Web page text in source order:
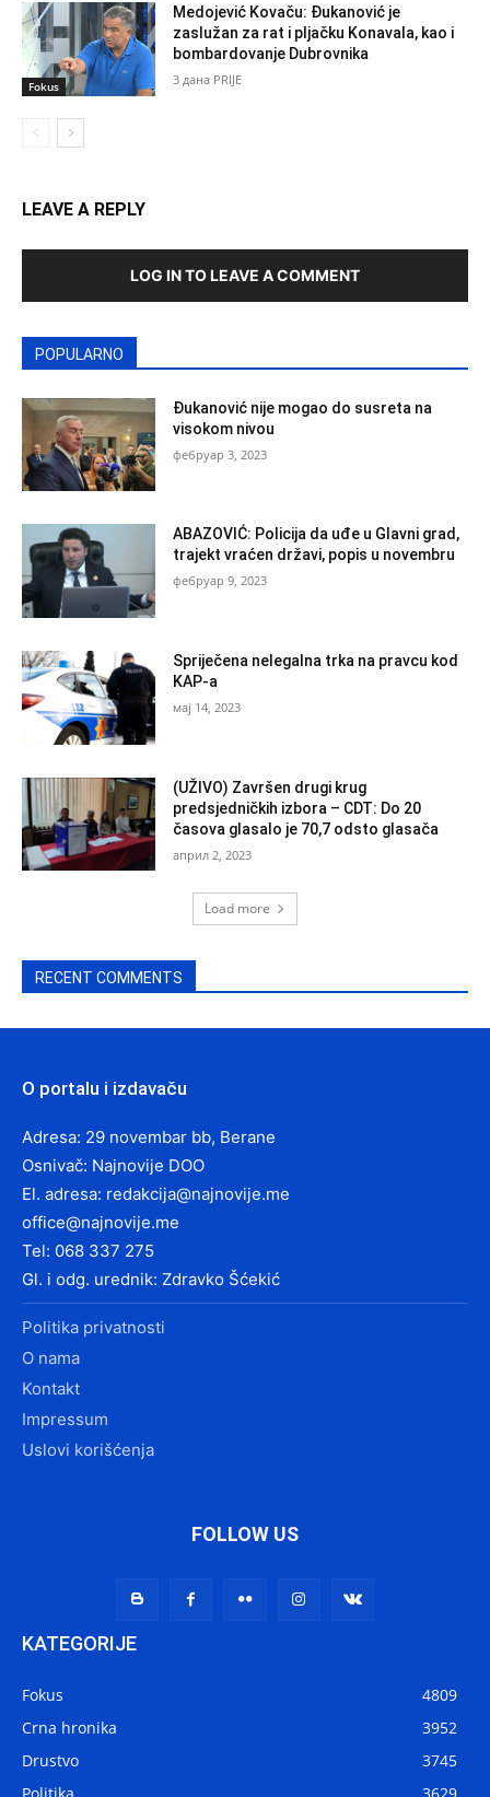
Fokus
Medojević Kovaču: Đukanović je
zaslužan za rat i pljačku Konavala, kao i
bombardovanje Dubrovnika
3 дана PRIJE
LEAVE A REPLY
LOG IN TO LEAVE A COMMENT
POPULARNO
Đukanović nije mogao do susreta na
visokom nivou
фебруар 3, 2023
ABAZOVIĆ: Policija da uđe u Glavni grad,
trajekt vraćen državi, popis u novembru
фебруар 9, 2023
Spriječena nelegalna trka na pravcu kod
KAP-a
мај 14, 2023
(UŽIVO) Završen drugi krug
predsjedničkih izbora – CDT: Do 20
časova glasalo je 70,7 odsto glasača
април 2, 2023
Load more
RECENT COMMENTS
O portalu i izdavaču
Adresa: 29 novembar bb, Berane
Osnivač: Najnovije DOO
El. adresa: redakcija@najnovije.me
office@najnovije.me
Tel: 068 337 275
Gl. i odg. urednik: Zdravko Šćekić
Politika privatnosti
O nama
Kontakt
Impressum
Uslovi korišćenja
FOLLOW US
KATEGORIJE
Fokus
4809
Crna hronika
3952
Drustvo
3745